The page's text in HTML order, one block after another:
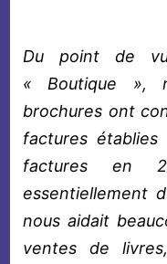
Du point de
« Boutique »,
brochures ont
factures
factures en
essentiellement
nous aidait
ventes de